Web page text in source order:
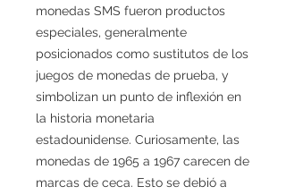
monedas SMS fueron productos
especiales, generalmente
posicionados como sustitutos de los
juegos de monedas de prueba, y
simbolizan un punto de inflexión en
la historia monetaria
estadounidense. Curiosamente, las
monedas de 1965 a 1967 carecen de
marcas de ceca. Esto se debió a